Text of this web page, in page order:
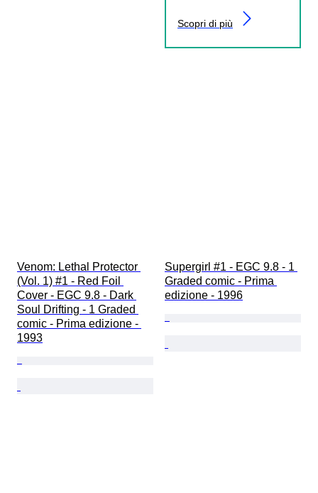
Scopri di più
Venom: Lethal Protector
(Vol. 1) #1 - Red Foil
Cover - EGC 9.8 - Dark
Soul Drifting - 1 Graded
comic - Prima edizione -
1993
Supergirl #1 - EGC 9.8 - 1
Graded comic - Prima
edizione - 1996